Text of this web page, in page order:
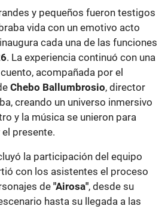
y pequeños fueron testigos
vida con un emotivo acto
cada una de las funciones
. La experiencia continuó con una
acompañada por el
Chebo Ballumbrosio, director
creando un universo inmersivo
y la música se unieron para
presente.
la participación del equipo
con los asistentes el proceso
de "Airosa", desde su
hasta su llegada a las